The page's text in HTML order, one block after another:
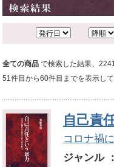
全ての商品 で検索した結果、
51件目から60件目までを表示し
自己責
コロナ禍
ジャンル